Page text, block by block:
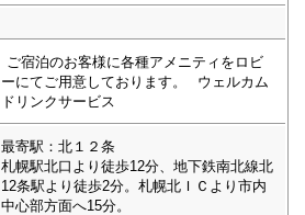
ご宿泊のお客様に各種アメニティをロビ
ーにてご用意しております。
ウェルカム
ドリンクサービス
最寄駅：北１２条
札幌駅北口より徒歩12分、地下鉄南北線北
12条駅より徒歩2分。札幌北ＩＣより市内
中心部方面へ15分。